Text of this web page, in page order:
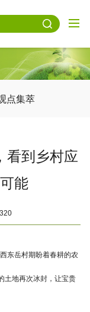
点集萃
看到乡村应
能
东岳村期盼着春耕的农
土地再次冰封，让宝贵